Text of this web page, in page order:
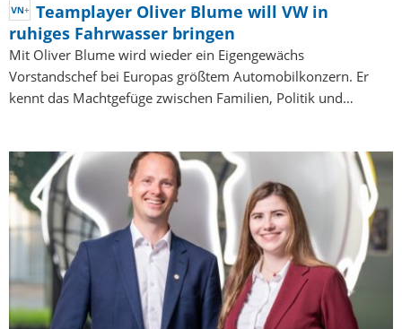
Teamplayer Oliver Blume will VW in
ruhiges Fahrwasser bringen
Mit Oliver Blume wird wieder ein Eigengewächs
Vorstandschef bei Europas größtem Automobilkonzern. Er
kennt das Machtgefüge zwischen Familien, Politik und…